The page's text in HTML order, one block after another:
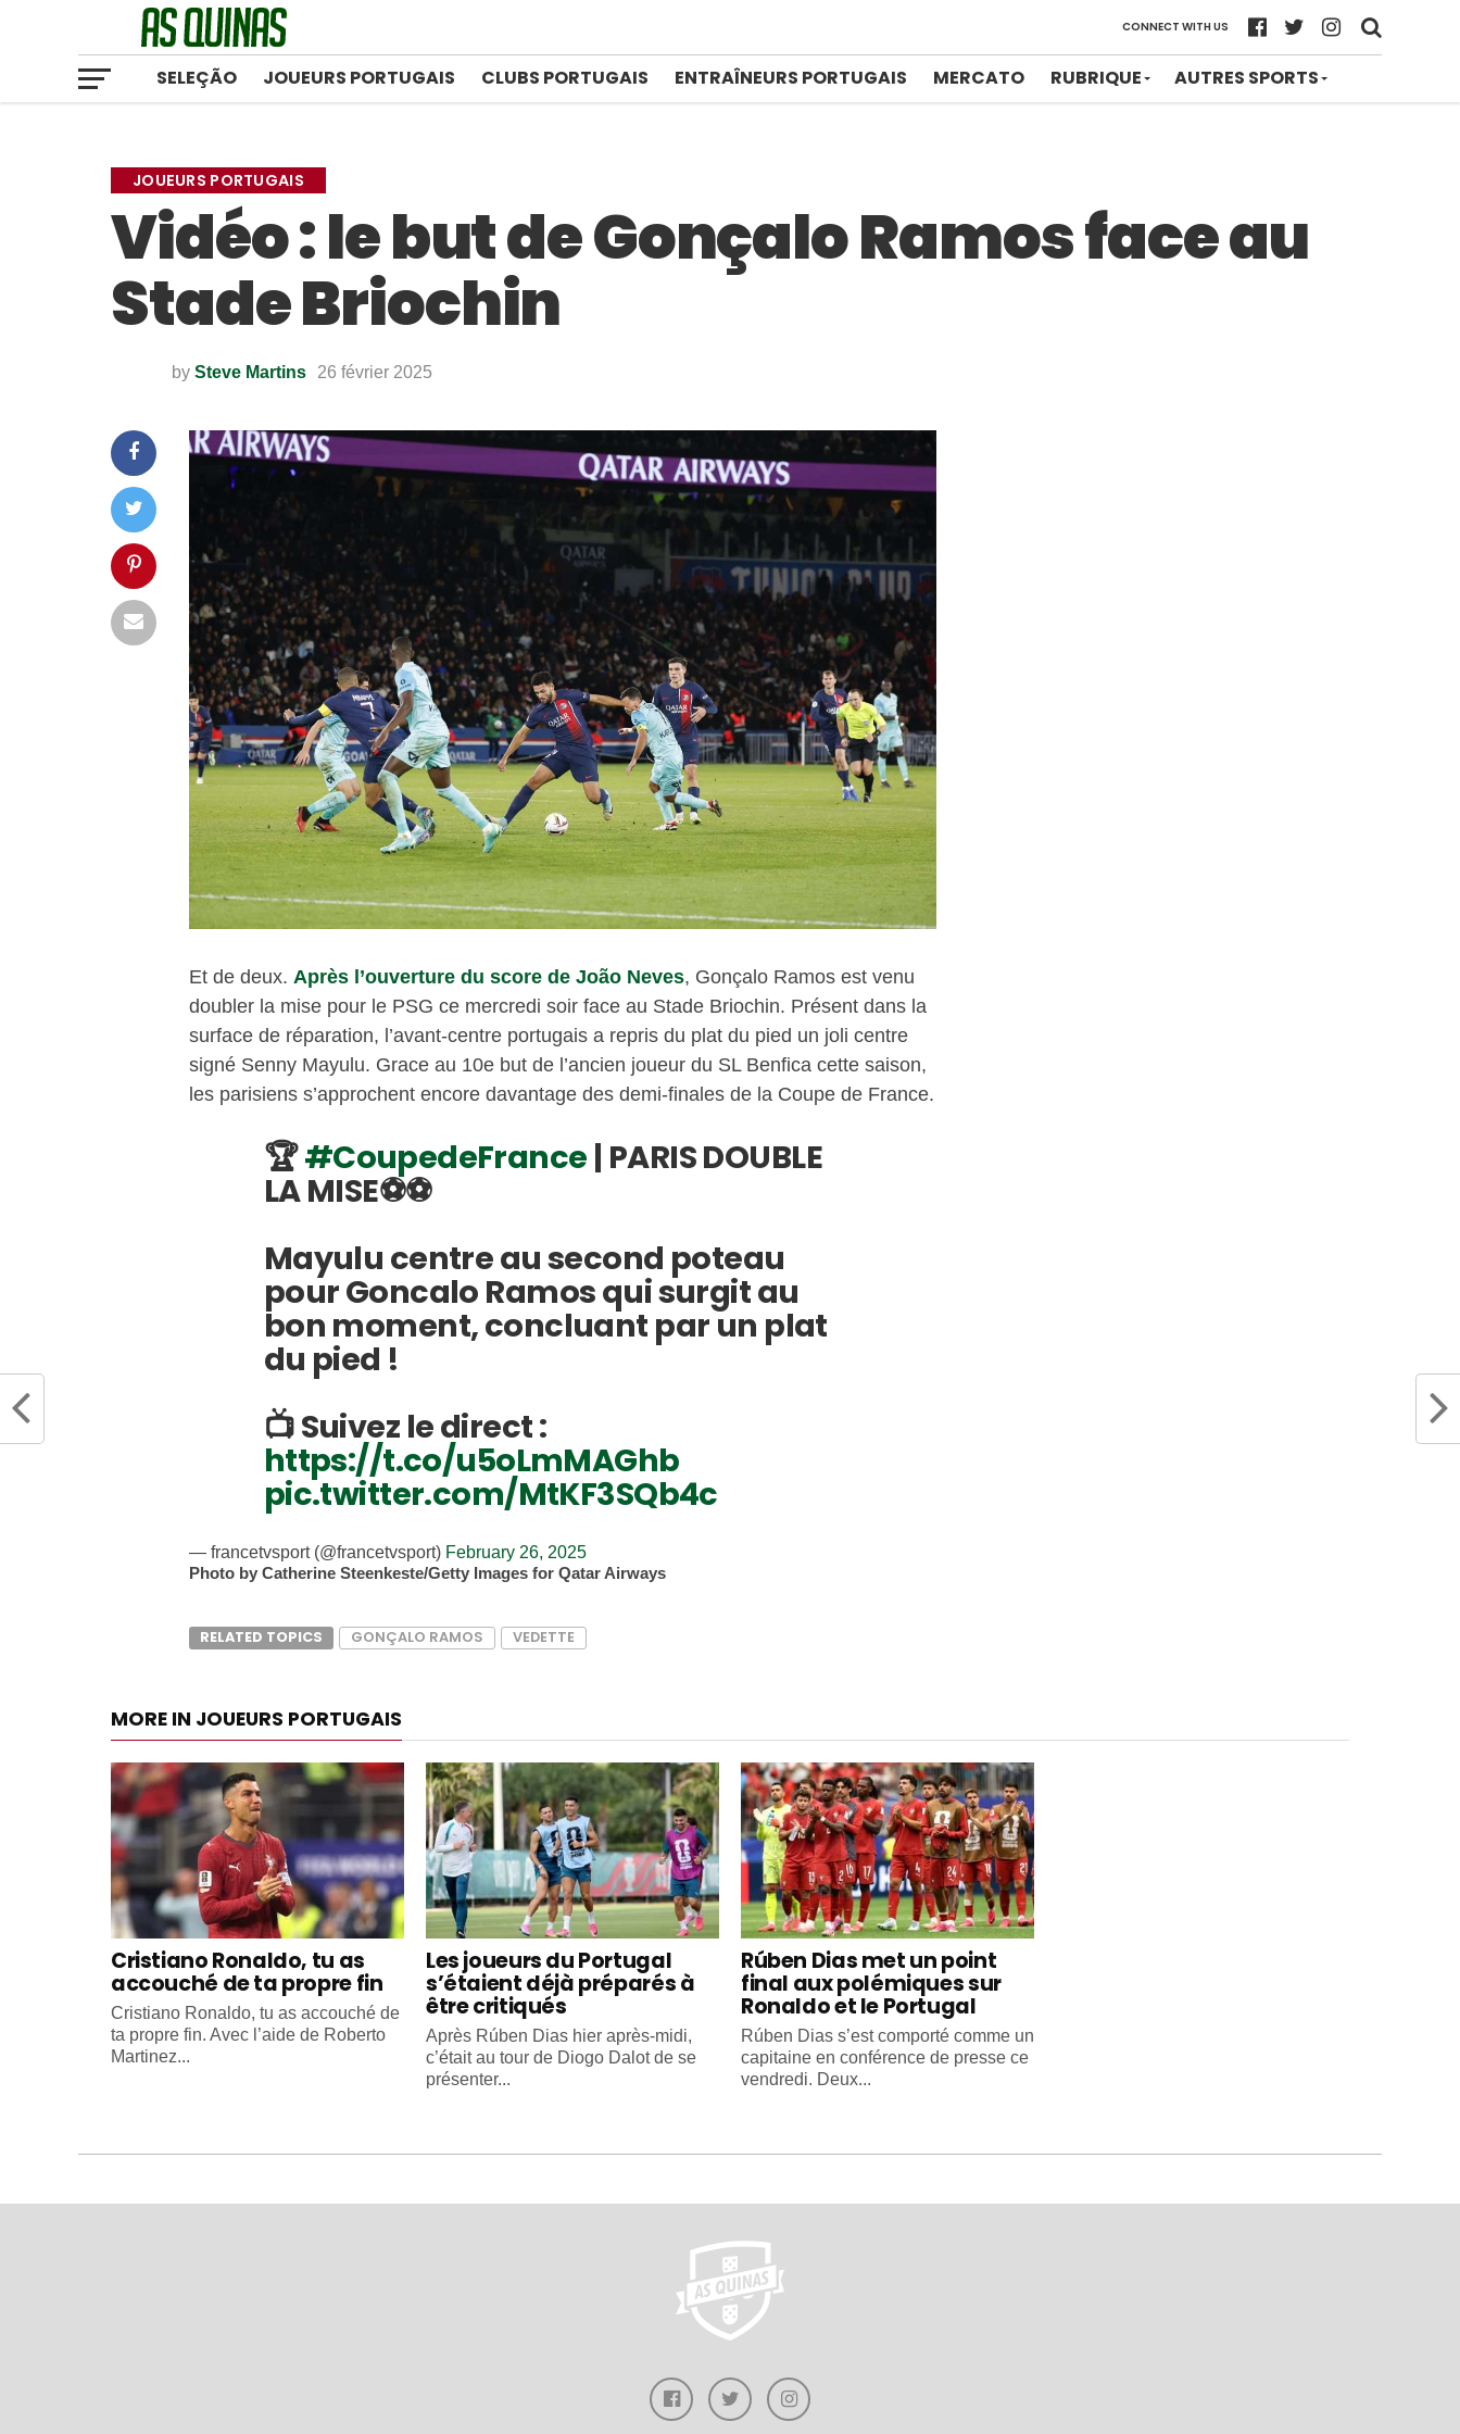
CONNECT WITH US
SELEÇÃO JOUEURS PORTUGAIS CLUBS PORTUGAIS ENTRAÎNEURS PORTUGAIS MERCATO RUBRIQUE AUTRES SPORTS
JOUEURS PORTUGAIS
Vidéo : le but de Gonçalo Ramos face au
Stade Briochin
by Steve Martins 26 février 2025
Et de deux. Après l’ouverture du score de João Neves, Gonçalo Ramos est venu
doubler la mise pour le PSG ce mercredi soir face au Stade Briochin. Présent dans la
surface de réparation, l’avant-centre portugais a repris du plat du pied un joli centre
signé Senny Mayulu. Grace au 10e but de l’ancien joueur du SL Benfica cette saison,
les parisiens s’approchent encore davantage des demi-finales de la Coupe de France.
🏆#CoupedeFrance | PARIS DOUBLE
LA MISE⚽⚽
Mayulu centre au second poteau
pour Goncalo Ramos qui surgit au
bon moment, concluant par un plat
du pied !
📺 Suivez le direct :
https://t.co/u5oLmMAGhb
pic.twitter.com/MtKF3SQb4c
— francetvsport (@francetvsport) February 26, 2025
Photo by Catherine Steenkeste/Getty Images for Qatar Airways
RELATED TOPICS GONÇALO RAMOS VEDETTE
MORE IN JOUEURS PORTUGAIS
Cristiano Ronaldo, tu as
accouché de ta propre fin
Cristiano Ronaldo, tu as accouché de
ta propre fin. Avec l’aide de Roberto
Martinez...
Les joueurs du Portugal
s’étaient déjà préparés à
être critiqués
Après Rúben Dias hier après-midi,
c’était au tour de Diogo Dalot de se
présenter...
Rúben Dias met un point
final aux polémiques sur
Ronaldo et le Portugal
Rúben Dias s’est comporté comme un
capitaine en conférence de presse ce
vendredi. Deux...